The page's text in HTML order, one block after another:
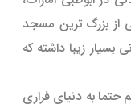
بزرگ ترین مسجد
زیبا داشته که
حتما به دنیای فراری